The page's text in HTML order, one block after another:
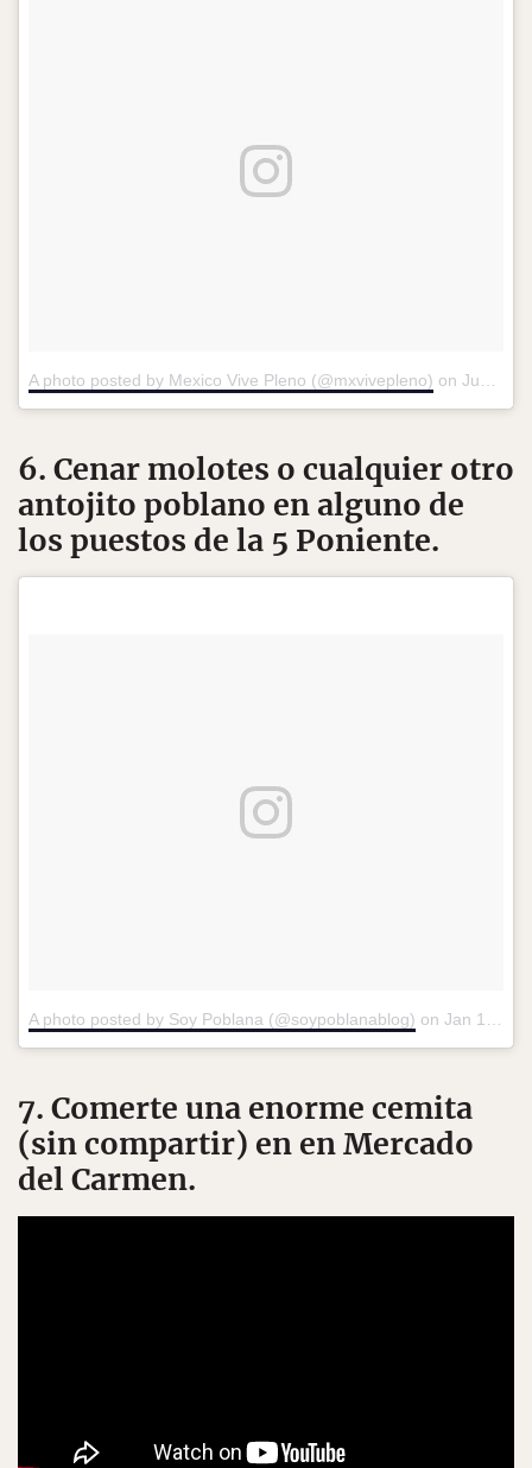
A photo posted by Mexico Vive Pleno (@mxvivepleno) on Jun 7, 2016 at 7:14pm PDT
6. Cenar molotes o cualquier otro
antojito poblano en alguno de
los puestos de la 5 Poniente.
A photo posted by Soy Poblana (@soypoblanablog) on Jan 16, 2016 at 4:31pm PST
7. Comerte una enorme cemita
(sin compartir) en en Mercado
del Carmen.